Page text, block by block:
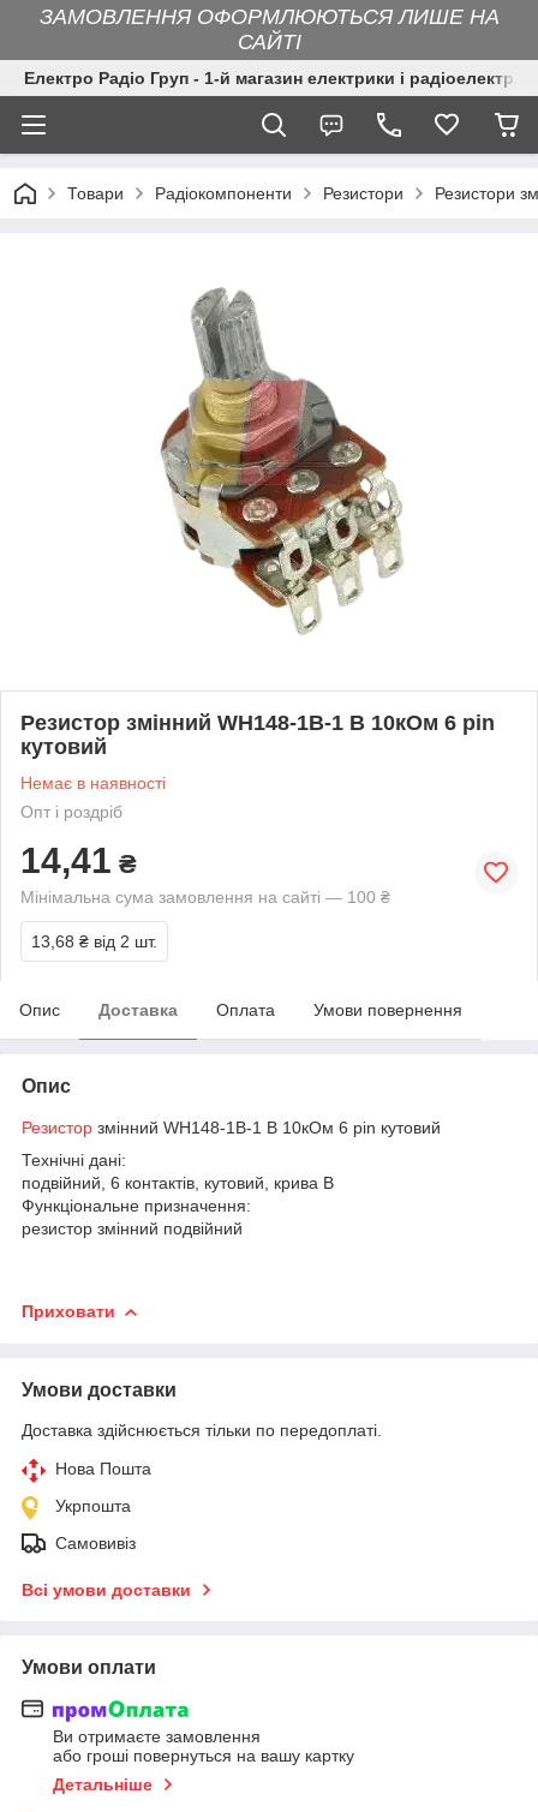
ЗАМОВЛЕННЯ ОФОРМЛЮЮТЬСЯ ЛИШЕ НА
САЙТІ
Електро Радіо Груп - 1-й магазин електрики і
Товари Радіокомпоненти Резистори Резистори
Резистор змінний WH148-1B-1 B 10кОм 6 pin
кутовий
Немає в наявності
Опт і роздріб
14,41 ₴
Мінімальна сума замовлення на сайті — 100 ₴
13,68 ₴ від 2 шт.
Опис Доставка Оплата Умови повернення
Опис
Резистор змінний WH148-1B-1 B 10кОм 6 pin кутовий
Технічні дані:
подвійний, 6 контактів, кутовий, крива B
Функціональне призначення:
резистор змінний подвійний
Приховати
Умови доставки
Доставка здійснюється тільки по передоплаті.
Нова Пошта
Укрпошта
Самовивіз
Всі умови доставки
Умови оплати
Ви отримаєте замовлення
або гроші повернуться на вашу картку
Детальніше